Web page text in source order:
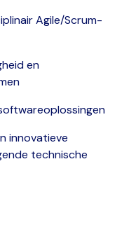
Agile/Scrum-
en
innovatieve
technische